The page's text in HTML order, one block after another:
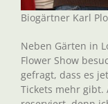
Biogärtner Karl
Neben Gärten in
Flower Show
gefragt, dass es
Tickets mehr gibt.